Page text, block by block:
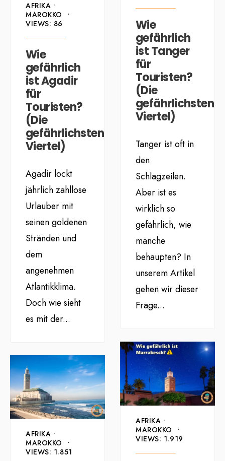
AFRIKA •
MAROKKO
•
VIEWS: 86
Wie
gefährlich
ist Agadir
für
Touristen?
(Die
gefährlichsten
Viertel)
Agadir lockt
jährlich zahllose
Urlauber mit
seinen goldenen
Stränden und
dem
angenehmen
Atlantikklima.
Doch wie sieht
es mit der...
Wie
gefährlich
ist Tanger
für
Touristen?
(Die
gefährlichsten
Viertel)
Tanger ist oft in
den
Schlagzeilen.
Aber ist es
wirklich so
gefährlich, wie
manche
behaupten? In
unserem Artikel
gehen wir dieser
Frage...
AFRIKA •
MAROKKO
•
VIEWS: 1.919
AFRIKA •
MAROKKO
•
VIEWS: 1.851